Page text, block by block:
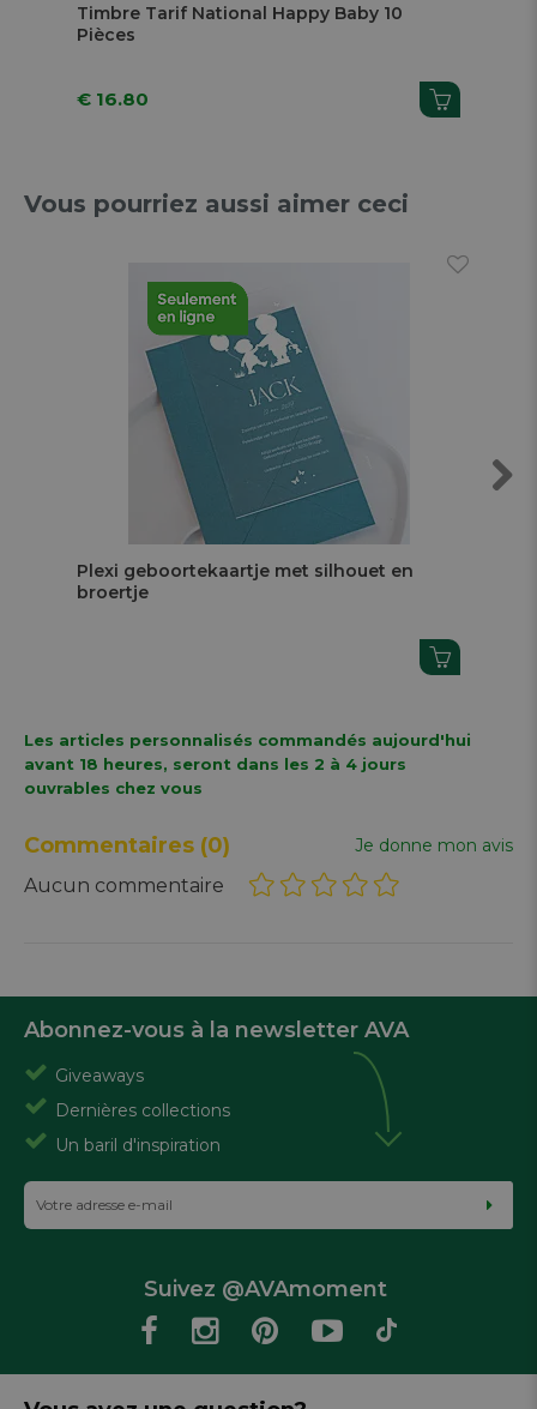
Timbre Tarif National Happy Baby 10
Pièces
€ 16.80
Vous pourriez aussi aimer ceci
Plexi geboortekaartje met silhouet en
broertje
Les articles personnalisés commandés aujourd'hui
avant 18 heures, seront dans les 2 à 4 jours
ouvrables chez vous
Commentaires (0) Je donne mon avis
Aucun commentaire
Abonnez-vous à la newsletter AVA
Giveaways
Dernières collections
Un baril d'inspiration
Suivez @AVAmoment